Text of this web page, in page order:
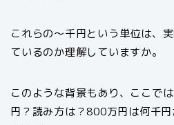
これらの～千円という単位は、
ているのか理解していますか。
このような背景もあり、ここで
円？読み方は？800万円は何千